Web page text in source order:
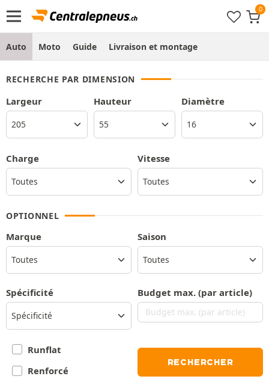
Auto Moto Guide Livraison et montage
RECHERCHE PAR DIMENSION
Largeur Hauteur Diamètre
Charge Vitesse
OPTIONNEL
Marque
Toutes
Saison
Spécificité
Spécificité
Budget max. (par article)
Runflat
Renforcé
RECHERCHER